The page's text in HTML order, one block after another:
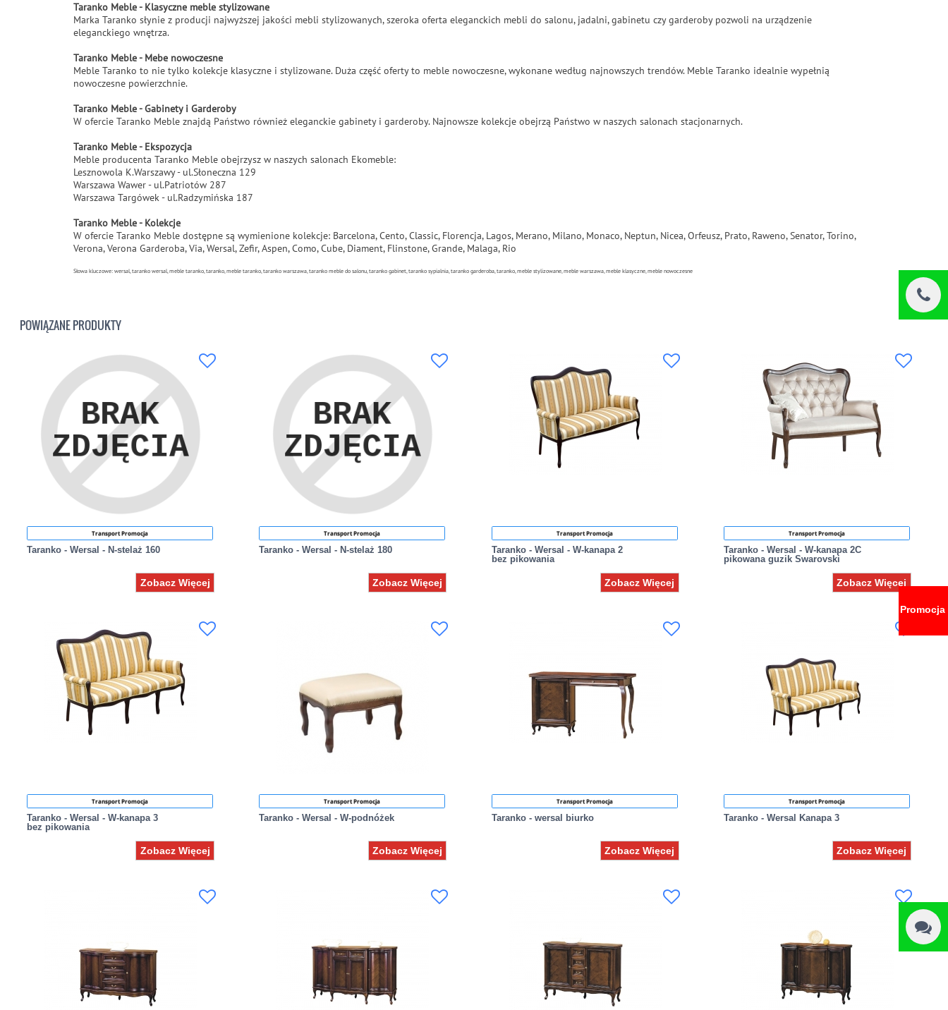
Taranko Meble - Klasyczne meble stylizowane
Marka Taranko słynie z producji najwyższej jakości mebli stylizowanych, szeroka oferta eleganckich mebli do salonu, jadalni, gabinetu czy garderoby pozwoli na urządzenie
eleganckiego wnętrza.
Taranko Meble - Mebe nowoczesne
Meble Taranko to nie tylko kolekcje klasyczne i stylizowane. Duża część oferty to meble nowoczesne, wykonane według najnowszych trendów. Meble Taranko idealnie wypełnią
nowoczesne powierzchnie.
Taranko Meble - Gabinety i Garderoby
W ofercie Taranko Meble znajdą Państwo również eleganckie gabinety i garderoby. Najnowsze kolekcje obejrzą Państwo w naszych salonach stacjonarnych.
Taranko Meble - Ekspozycja
Meble producenta Taranko Meble obejrzysz w naszych salonach Ekomeble:
Lesznowola K.Warszawy - ul.Słoneczna 129
Warszawa Wawer - ul.Patriotów 287
Warszawa Targówek - ul.Radzymińska 187
Taranko Meble - Kolekcje
W ofercie Taranko Meble dostępne są wymienione kolekcje: Barcelona, Cento, Classic, Florencja, Lagos, Merano, Milano, Monaco, Neptun, Nicea, Orfeusz, Prato, Raweno, Senator, Torino,
Verona, Verona Garderoba, Via, Wersal, Zefir, Aspen, Como, Cube, Diament, Flinstone, Grande, Malaga, Rio
Słowa kluczowe: wersal, taranko wersal, meble taranko, taranko, meble taranko, taranko warszawa, taranko meble do salonu, taranko gabinet, taranko sypialnia, taranko garderoba, taranko, meble stylizowane, meble warszawa, meble klasyczne, meble nowoczesne
POWIĄZANE PRODUKTY
Transport Promocja
Taranko - Wersal - N-stelaż 160
Zobacz Więcej
Transport Promocja
Taranko - Wersal - N-stelaż 180
Zobacz Więcej
Transport Promocja
Taranko - Wersal - W-kanapa 2
bez pikowania
Zobacz Więcej
Transport Promocja
Taranko - Wersal - W-kanapa 2C
pikowana guzik Swarovski
Zobacz Więcej
Transport Promocja
Taranko - Wersal - W-kanapa 3
bez pikowania
Zobacz Więcej
Transport Promocja
Taranko - Wersal - W-podnóżek
Zobacz Więcej
Transport Promocja
Taranko - wersal biurko
Zobacz Więcej
Transport Promocja
Taranko - Wersal Kanapa 3
Zobacz Więcej
Promocja